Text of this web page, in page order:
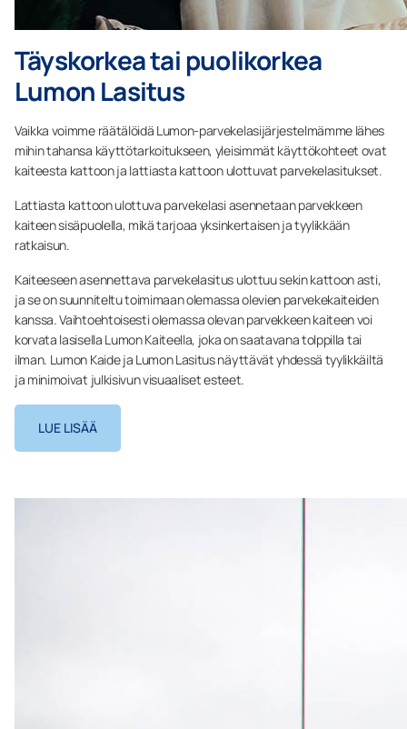
Täyskorkea tai puolikorkea
Lumon Lasitus
Vaikka voimme räätälöidä Lumon-parvekelasijärjestelmämme lähes
mihin tahansa käyttötarkoitukseen, yleisimmät käyttökohteet ovat
kaiteesta kattoon ja lattiasta kattoon ulottuvat parvekelasitukset.
Lattiasta kattoon ulottuva parvekelasi asennetaan parvekkeen
kaiteen sisäpuolella, mikä tarjoaa yksinkertaisen ja tyylikkään
ratkaisun.
Kaiteeseen asennettava parvekelasitus ulottuu sekin kattoon asti,
ja se on suunniteltu toimimaan olemassa olevien parvekekaiteiden
kanssa. Vaihtoehtoisesti olemassa olevan parvekkeen kaiteen voi
korvata lasisella Lumon Kaiteella, joka on saatavana tolppilla tai
ilman. Lumon Kaide ja Lumon Lasitus näyttävät yhdessä tyylikkäiltä
ja minimoivat julkisivun visuaaliset esteet.
LUE LISÄÄ